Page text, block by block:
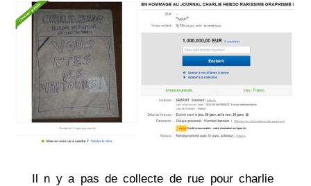
Il n y a pas de collecte de rue pour charlie